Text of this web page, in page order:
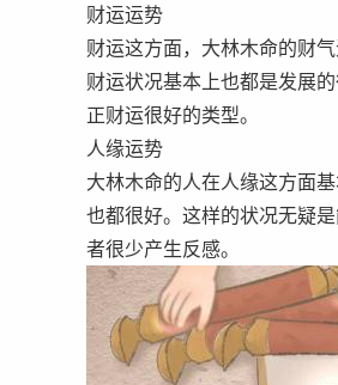
财运运势
财运这方面，大林木命的财
财运状况基本上也都是发展
正财运很好的类型。
人缘运势
大林木命的人在人缘这方面
也都很好。这样的状况无疑
者很少产生反感。